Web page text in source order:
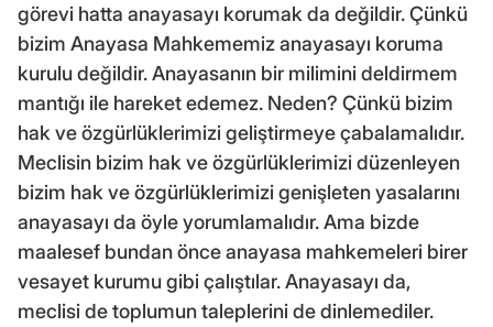
görevi hatta anayasayı korumak da değildir. Çünkü
bizim Anayasa Mahkememiz anayasayı koruma
kurulu değildir. Anayasanın bir milimini deldirmem
mantığı ile hareket edemez. Neden? Çünkü bizim
hak ve özgürlüklerimizi geliştirmeye çabalamalıdır.
Meclisin bizim hak ve özgürlüklerimizi düzenleyen
bizim hak ve özgürlüklerimizi genişleten yasalarını
anayasayı da öyle yorumlamalıdır. Ama bizde
maalesef bundan önce anayasa mahkemeleri birer
vesayet kurumu gibi çalıştılar. Anayasayı da,
meclisi de toplumun taleplerini de dinlemediler.